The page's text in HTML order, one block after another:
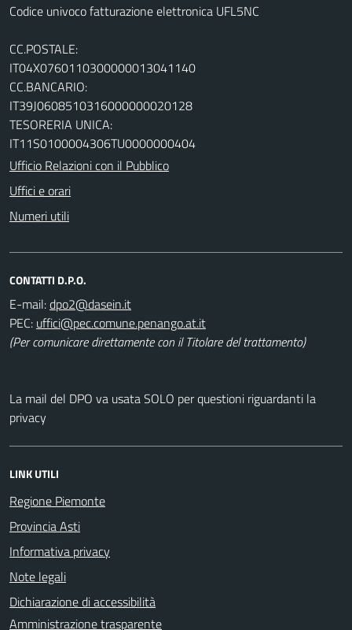
Codice univoco fatturazione elettronica UFL5NC
CC.POSTALE:
IT04X0760110300000013041140
CC.BANCARIO:
IT39J0608510316000000020128
TESORERIA UNICA:
IT11S0100004306TU0000000404
Ufficio Relazioni con il Pubblico
Uffici e orari
Numeri utili
CONTATTI D.P.O.
E-mail:
PEC:
(Per comunicare direttamente con il Titolare del trattamento)
La mail del DPO va usata SOLO per questioni riguardanti la
privacy
LINK UTILI
Regione Piemonte
Provincia Asti
Informativa privacy
Note legali
Dichiarazione di accessibilità
Amministrazione trasparente